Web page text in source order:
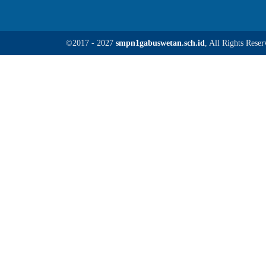
©2017 - 2027 smpn1gabuswetan.sch.id, All Rights